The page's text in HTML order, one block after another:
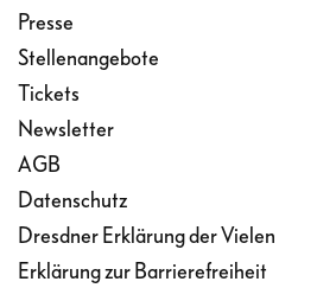
Presse
Stellenangebote
Tickets
Newsletter
AGB
Datenschutz
Dresdner Erklärung der Vielen
Erklärung zur Barrierefreiheit